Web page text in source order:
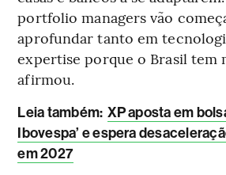
portfolio managers vão
aprofundar tanto em
expertise porque o Brasil tem
afirmou.
Leia também: XP aposta em
Ibovespa’ e espera
em 2027